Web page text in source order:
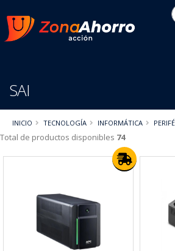
SAI
INICIO TECNOLOGÍA INFORMÁTICA
Total de productos disponibles 74